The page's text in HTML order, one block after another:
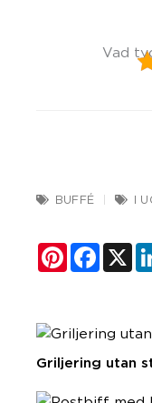
Vad
BUFFÉ I
Pinterest X
Griljering utan